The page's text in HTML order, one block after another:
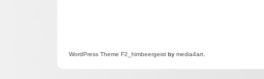
WordPress Theme F2 _himbeergeist by media4art